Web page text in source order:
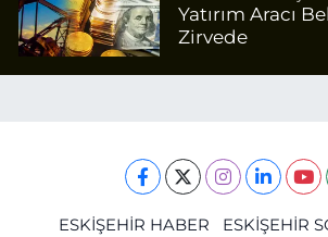
Yatırım Aracı
Zirvede
ESKİŞEHİR HABER
ESKİŞEHİR